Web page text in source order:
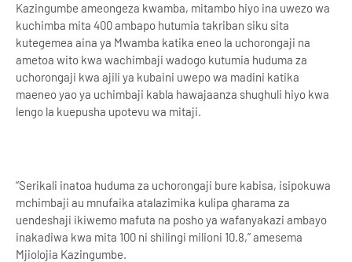
Kazingumbe ameongeza kwamba, mitambo hiyo ina uwezo wa
kuchimba mita 400 ambapo hutumia takriban siku sita
kutegemea aina ya Mwamba katika eneo la uchorongaji na
ametoa wito kwa wachimbaji wadogo kutumia huduma za
uchorongaji kwa ajili ya kubaini uwepo wa madini katika
maeneo yao ya uchimbaji kabla hawajaanza shughuli hiyo kwa
lengo la kuepusha upotevu wa mitaji.
“Serikali inatoa huduma za uchorongaji bure kabisa, isipokuwa
mchimbaji au mnufaika atalazimika kulipa gharama za
uendeshaji ikiwemo mafuta na posho ya wafanyakazi ambayo
inakadiwa kwa mita 100 ni shilingi milioni 10.8,’’ amesema
Mjiolojia Kazingumbe.